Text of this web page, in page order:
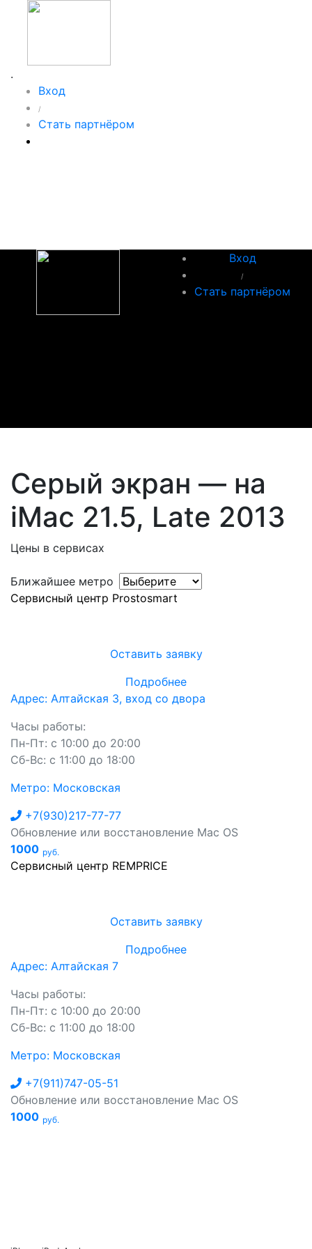
.
Вход
/
Стать партнёром
Вход
/
Стать партнёром
Серый экран — на
iMac 21.5, Late 2013
Цены в сервисах
Ближайшее метро
Сервисный центр Prostosmart
Оставить заявку
Подробнее
Адрес: Алтайская 3, вход со двора
Часы работы:
Пн-Пт: с 10:00 до 20:00
Сб-Вс: с 11:00 до 18:00
Метро: Московская
+7(930)217-77-77
Обновление или восстановление Mac OS
1000 руб.
Сервисный центр REMPRICE
Оставить заявку
Подробнее
Адрес: Алтайская 7
Часы работы:
Пн-Пт: с 10:00 до 20:00
Сб-Вс: с 11:00 до 18:00
Метро: Московская
+7(911)747-05-51
Обновление или восстановление Mac OS
1000 руб.